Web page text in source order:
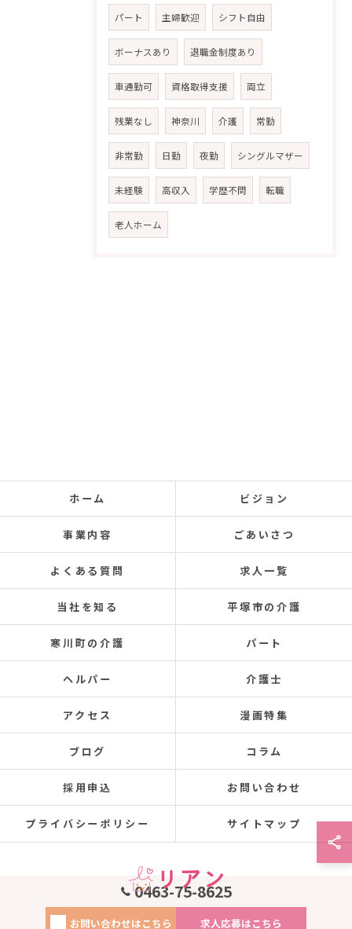
パート 主婦歓迎 シフト自由
ボーナスあり 退職金制度あり
車通勤可 資格取得支援 両立
残業なし 神奈川 介護 常勤
非常勤 日勤 夜勤 シングルマザー
未経験 高収入 学歴不問 転職
老人ホーム
0463-75-8625
お問い合わせはこちら 求人応募はこちら
ホーム ビジョン
事業内容 ごあいさつ
よくある質問 求人一覧
当社を知る 平塚市の介護
寒川町の介護 パート
ヘルパー 介護士
アクセス 漫画特集
ブログ コラム
採用申込 お問い合わせ
プライバシーポリシー サイトマップ
© 2026 神奈川で介護の求人なら株式会社リアン ALL RIGHTS RESERVED.